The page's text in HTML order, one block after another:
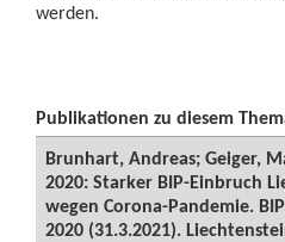
werden.
Publikationen zu diesem
Brunhart, Andreas; Geiger,
2020: Starker BIP-Einbruch
wegen Corona-Pandemie.
2020 (31.3.2021).